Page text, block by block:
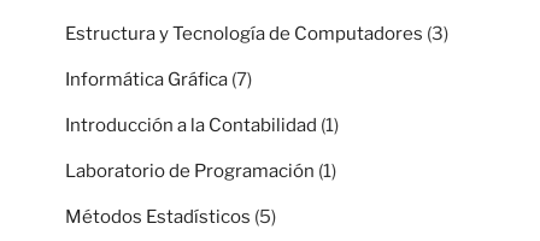
Estructura y Tecnología de Computadores (3)
Informática Gráfica (7)
Introducción a la Contabilidad (1)
Laboratorio de Programación (1)
Métodos Estadísticos (5)